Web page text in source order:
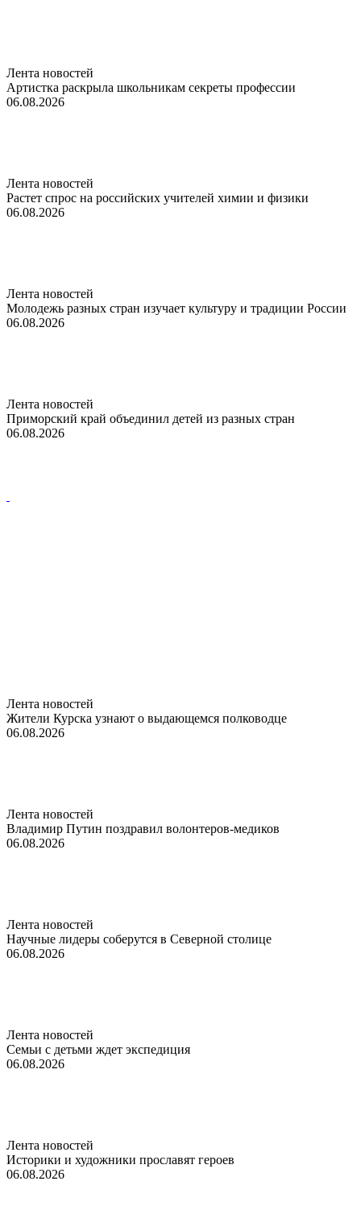
Лента новостей
Артистка раскрыла школьникам секреты профессии
06.08.2026
Лента новостей
Растет спрос на российских учителей химии и физики
06.08.2026
Лента новостей
Молодежь разных стран изучает культуру и традиции России
06.08.2026
Лента новостей
Приморский край объединил детей из разных стран
06.08.2026
Лента новостей
Жители Курска узнают о выдающемся полководце
06.08.2026
Лента новостей
Владимир Путин поздравил волонтеров-медиков
06.08.2026
Лента новостей
Научные лидеры соберутся в Северной столице
06.08.2026
Лента новостей
Семьи с детьми ждет экспедиция
06.08.2026
Лента новостей
Историки и художники прославят героев
06.08.2026